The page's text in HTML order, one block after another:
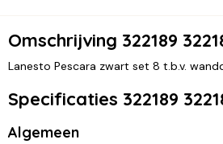
Omschrijving 322189
Lanesto Pescara zwart set 8 t.b.v.
Specificaties 322189
Algemeen